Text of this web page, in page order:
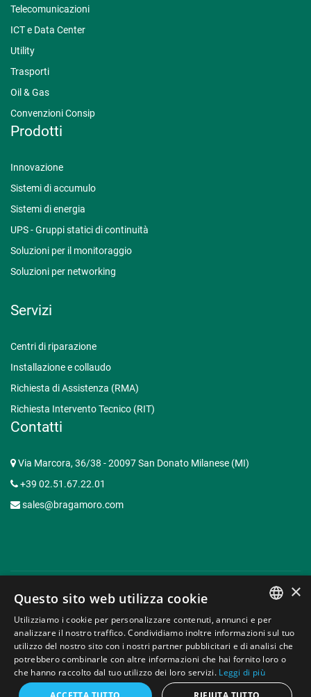
Telecomunicazioni
ICT e Data Center
Utility
Trasporti
Oil & Gas
Convenzioni Consip
Prodotti
Innovazione
Sistemi di accumulo
Sistemi di energia
UPS - Gruppi statici di continuità
Soluzioni per il monitoraggio
Soluzioni per networking
Servizi
Centri di riparazione
Installazione e collaudo
Richiesta di Assistenza (RMA)
Richiesta Intervento Tecnico (RIT)
Contatti
Via Marcora, 36/38 - 20097 San Donato Milanese (MI)
+39 02.51.67.22.01
sales@bragamoro.com
© Copyright 2015-2026 Braga Moro Sistemi di Energia S.p.A. -
P.I. 07620910153 | Capitale Sociale € 3.062.935,50 - Web
Agency Milano
Privacy Policy Contatti
ITALIAN
ENGLISH
×
Questo sito web utilizza cookie
Utilizziamo i cookie per personalizzare contenuti, annunci e per
analizzare il nostro traffico. Condividiamo inoltre informazioni sul tuo
utilizzo del nostro sito con i nostri partner pubblicitari e di analisi che
potrebbero combinarle con altre informazioni che hai fornito loro o
che hanno raccolto dal tuo utilizzo dei loro servizi. Leggi di più